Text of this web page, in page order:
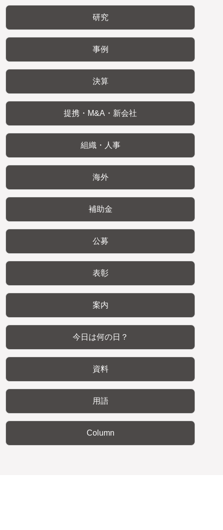
研究
事例
決算
提携・M&A・新会社
組織・人事
海外
補助金
公募
表彰
案内
今日は何の日？
資料
用語
Column